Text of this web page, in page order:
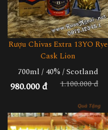
Rượu Chivas Extra 13YO Rye
Cask Lion
700ml / 40% / Scotland
1.100.000 đ
980.000 đ